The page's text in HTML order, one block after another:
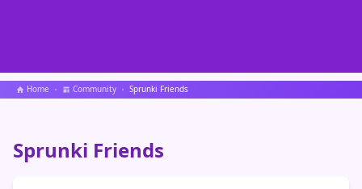
Home Community Sprunki Friends
Sprunki Friends